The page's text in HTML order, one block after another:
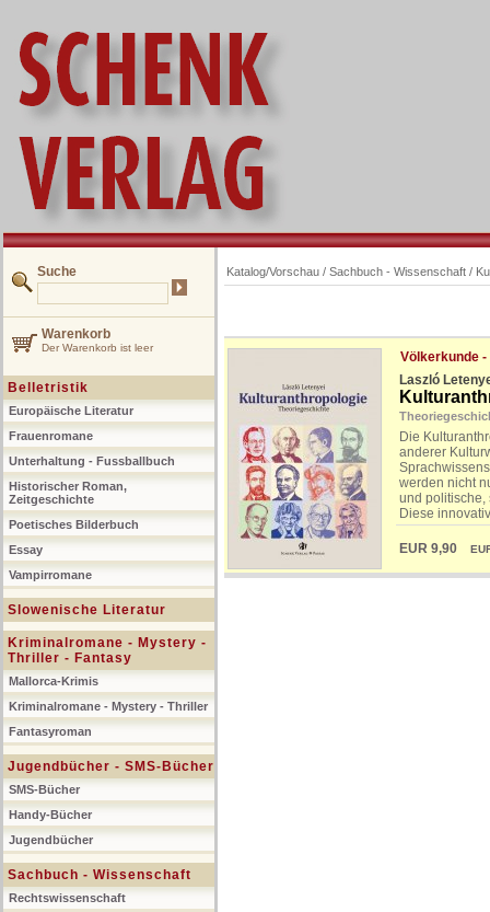
Suche
Warenkorb
Der Warenkorb ist leer
Belletristik
Europäische Literatur
Frauenromane
Unterhaltung - Fussballbuch
Historischer Roman,
Zeitgeschichte
Poetisches Bilderbuch
Essay
Vampirromane
Slowenische Literatur
Kriminalromane - Mystery -
Thriller - Fantasy
Mallorca-Krimis
Kriminalromane - Mystery - Thriller
Fantasyroman
Jugendbücher - SMS-Bücher
SMS-Bücher
Handy-Bücher
Jugendbücher
Sachbuch - Wissenschaft
Rechtswissenschaft
Katalog/Vorschau / Sachbuch - Wissenschaft /
Völkerkunde
Laszló
Die
anderer
werden nicht
und politische,
Diese
EUR 9,90